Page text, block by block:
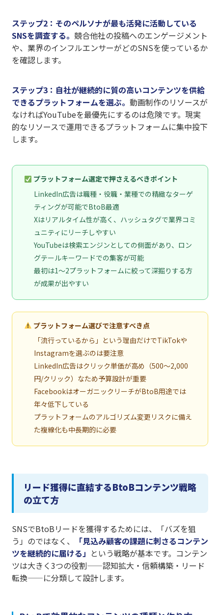
ステップ2：そのペルソナが最も活発に活動している
SNSを調査する。 競合他社の投稿へのエンゲージメント
や、業界のインフルエンサーがどのSNSを使っているか
を確認します。
ステップ3：自社が継続的に質の高いコンテンツを供給
できるプラットフォームを選ぶ。 動画制作のリソースが
なければYouTubeを最優先にするのは危険です。現実
的なリソースで運用できるプラットフォームに集中投下
します。
プラットフォーム選定で押さえるべきポイント
LinkedIn広告は職種・役職・業種での精緻なターゲ
ティングが可能でBtoB最適
Xはリアルタイム性が高く、ハッシュタグで業界コミ
ュニティにリーチしやすい
YouTubeは検索エンジンとしての側面があり、ロン
グテールキーワードでの集客が可能
最初は1〜2プラットフォームに絞って深掘りする方
が成果が出やすい
プラットフォーム選びで注意すべき点
「流行っているから」という理由だけでTikTokや
Instagramを選ぶのは要注意
LinkedIn広告はクリック単価が高め（500〜2,000
円/クリック）なため予算設計が重要
FacebookはオーガニックリーチがBtoB用途では
年々低下している
プラットフォームのアルゴリズム変更リスクに備え
た複線化も中長期的に必要
リード獲得に直結するBtoBコンテンツ戦略
の立て方
SNSでBtoBリードを獲得するためには、「バズを狙
う」のではなく、
「見込み顧客の課題に刺さるコンテン
ツを継続的に届ける」 という戦略が基本です。コンテン
ツは大きく3つの役割——認知拡大・信頼構築・リード
転換——に分類して設計します。